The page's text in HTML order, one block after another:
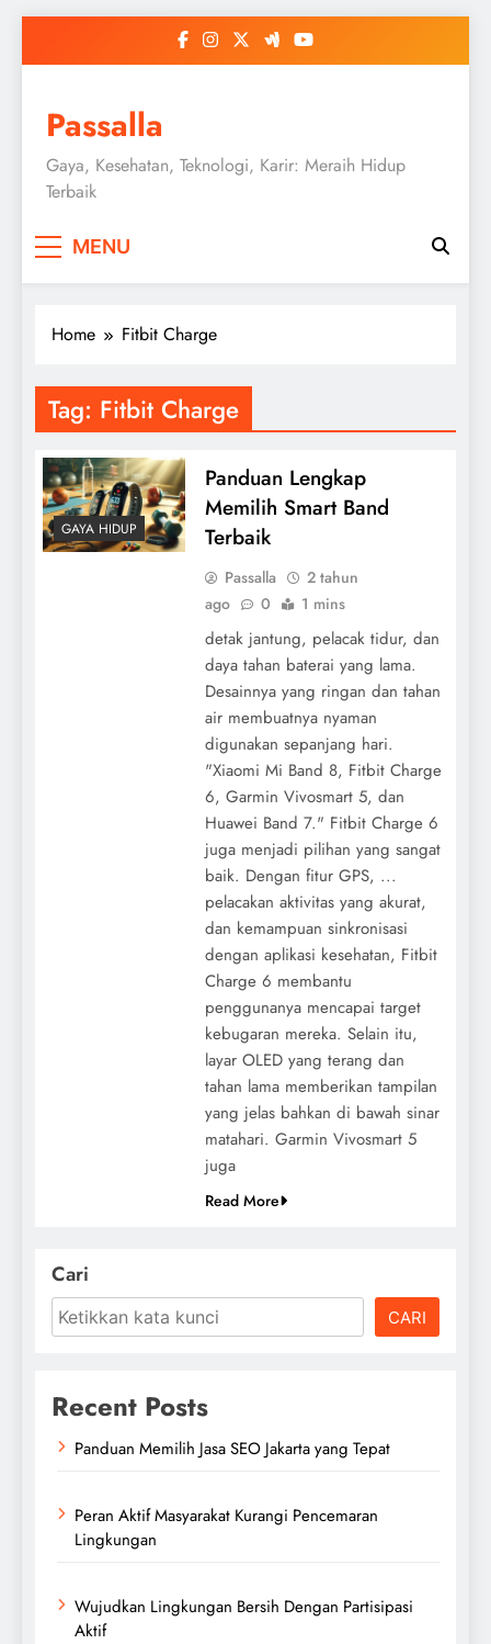
Passalla
Gaya, Kesehatan, Teknologi, Karir: Meraih Hidup
Terbaik
MENU
Home Fitbit Charge
Tag: Fitbit Charge
GAYA HIDUP
Panduan Lengkap
Memilih Smart Band
Terbaik
Passalla
2 tahun
ago
0 1 mins
detak jantung, pelacak tidur, dan
daya tahan baterai yang lama.
Desainnya yang ringan dan tahan
air membuatnya nyaman
digunakan sepanjang hari.
"Xiaomi Mi Band 8, Fitbit Charge
6, Garmin Vivosmart 5, dan
Huawei Band 7." Fitbit Charge 6
juga menjadi pilihan yang sangat
baik. Dengan fitur GPS, ...
pelacakan aktivitas yang akurat,
dan kemampuan sinkronisasi
dengan aplikasi kesehatan, Fitbit
Charge 6 membantu
penggunanya mencapai target
kebugaran mereka. Selain itu,
layar OLED yang terang dan
tahan lama memberikan tampilan
yang jelas bahkan di bawah sinar
matahari. Garmin Vivosmart 5
juga
Read More
Cari
CARI
Recent Posts
Panduan Memilih Jasa SEO Jakarta yang Tepat
Peran Aktif Masyarakat Kurangi Pencemaran
Lingkungan
Wujudkan Lingkungan Bersih Dengan Partisipasi
Aktif